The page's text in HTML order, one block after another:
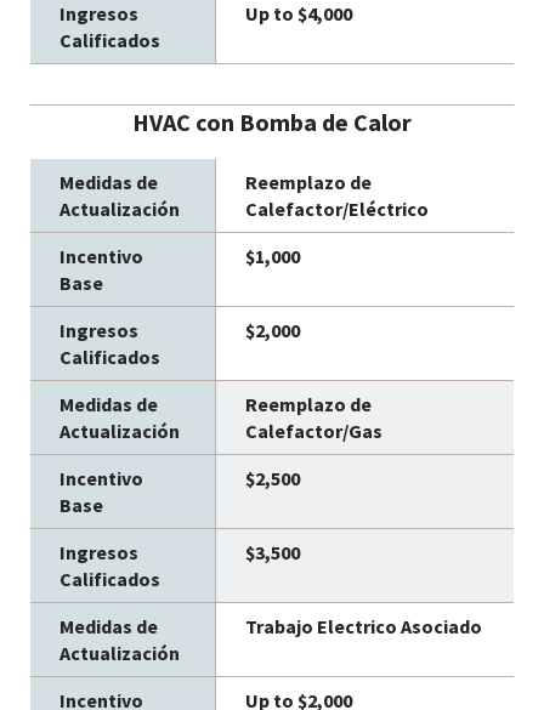
Up to $4,000
HVAC con Bomba de Calor
Reemplazo de
Calefactor/Eléctrico
$1,000
$2,000
Reemplazo de
Calefactor/Gas
$2,500
$3,500
Trabajo Electrico Asociado
Up to $2,000